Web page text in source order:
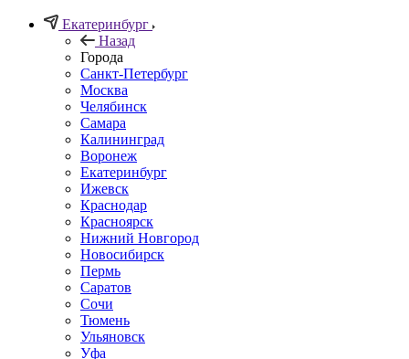
Екатеринбург
Назад
Города
Санкт-Петербург
Москва
Челябинск
Самара
Калининград
Воронеж
Екатеринбург
Ижевск
Краснодар
Красноярск
Нижний Новгород
Новосибирск
Пермь
Саратов
Сочи
Тюмень
Ульяновск
Уфа